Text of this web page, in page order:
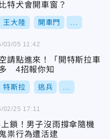
特犬會開車窗？
王大陸 開車門
請點進來！「開特斯拉車
4招報你知
特斯拉 逃兵
03/05 11:42
鎖！男子沒雨撐傘隨機
祟行為遭活逮
02/25 17:11